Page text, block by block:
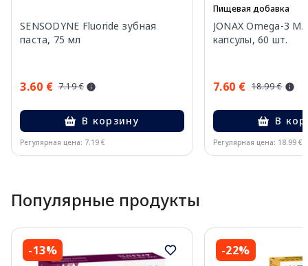
SENSODYNE Fluoride зубная
паста, 75 мл
3.60 € 7.19 €
В корзину
Регулярная цена: 7.19 €
Пищевая добавка
JONAX Omega-3
капсулы, 60 шт.
7.60 € 18.99 €
В
Регулярная цена: 18.99 €
Популярные продукты
-13% -22%